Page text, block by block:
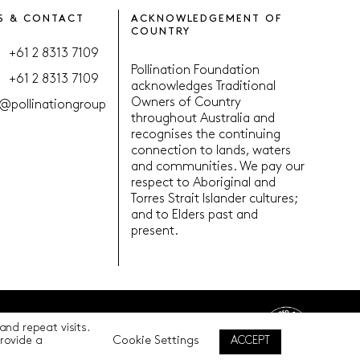
& CONTACT
+61 2 8313 7109
+61 2 8313 7109
ACKNOWLEDGEMENT OF
COUNTRY
Pollination Foundation
acknowledges Traditional
Owners of Country
throughout Australia and
recognises the continuing
connection to lands, waters
and communities. We pay our
respect to Aboriginal and
Torres Strait Islander cultures;
and to Elders past and
present.
Back to top
repeat visits.
a
Cookie Settings ACCEPT